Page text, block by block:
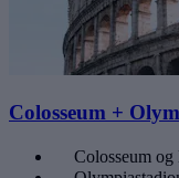
Colosseum +
Colosseum